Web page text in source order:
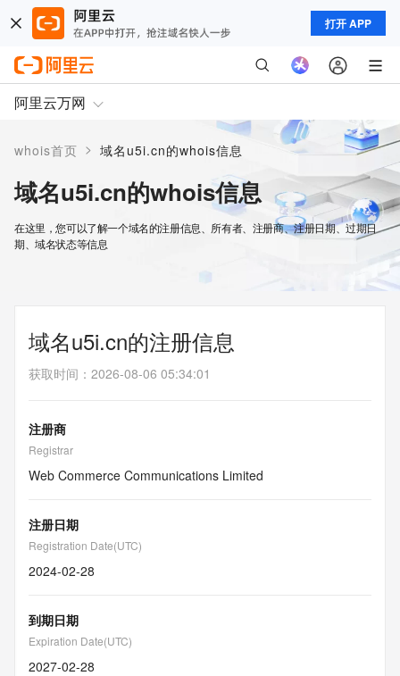
打开 APP
阿里云万网
whois首页 > 域名u5i.cn的whois信息
域名u5i.cn的whois信息
在这里，您可以了解一个域名的注册信息、所有者、注册商、注册日期、过期日
期、域名状态等信息
域名u5i.cn的注册信息
获取时间 ： 2026-08-06 05:34:01
注册商
Registrar
Web Commerce Communications Limited
注册日期
Registration Date(UTC)
2024-02-28
到期日期
Expiration Date(UTC)
2027-02-28